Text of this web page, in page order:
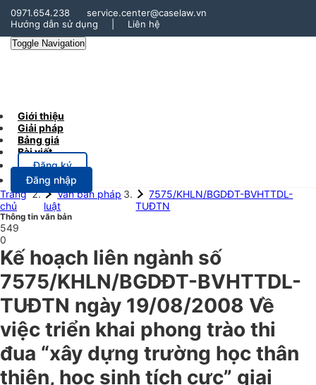
0971.654.238
service.center@caselaw.vn
Hướng dẫn sử dụng
Liên hệ
Toggle Navigation
Giới thiệu
Giải pháp
Bảng giá
Bài viết
Đăng ký
Đăng nhập
Trang
chủ
Văn bản pháp
luật
7575/KHLN/BGDĐT-BVHTTDL-
TUĐTN
Thông tin văn bản
549
0
Kế hoạch liên ngành số
7575/KHLN/BGDĐT-BVHTTDL-
TUĐTN ngày 19/08/2008 Về
việc triển khai phong trào thi
đua “xây dựng trường học thân
thiện, học sinh tích cực” giai